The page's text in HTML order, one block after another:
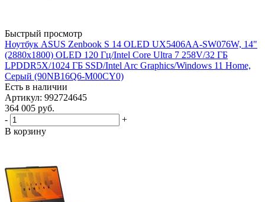
Быстрый просмотр
Ноутбук ASUS Zenbook S 14 OLED UX5406AA-SW076W, 14"
(2880x1800) OLED 120 Гц/Intel Core Ultra 7 258V/32 ГБ
LPDDR5X/1024 ГБ SSD/Intel Arc Graphics/Windows 11 Home,
Серый (90NB16Q6-M00CY0)
Есть в наличии
Артикул: 992724645
364 005 руб.
-
+
В корзину